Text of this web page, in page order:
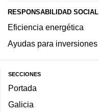
RESPONSABILIDAD SOCIAL
Eficiencia energética
Ayudas para inversiones
SECCIONES
Portada
Galicia